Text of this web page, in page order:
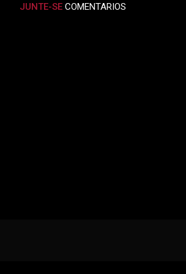
JUNTE-SE COMENTARIOS